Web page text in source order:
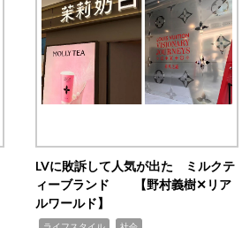
LVに敗訴して人気が出た ミルクテ
ィーブランド 【野村義樹✕リア
ルワールド】